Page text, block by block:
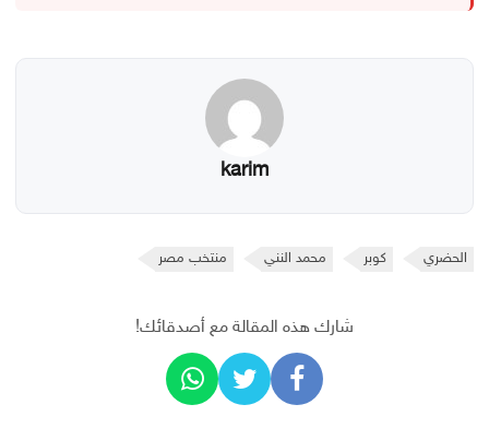
karim
الحضري كوبر محمد النني منتخب مصر
شارك هذه المقالة مع أصدقائك!